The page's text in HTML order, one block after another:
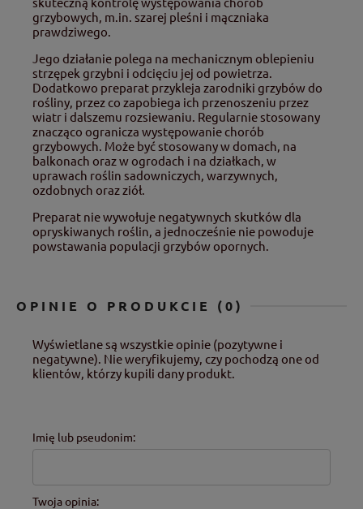
grzybowych, m.in. szarej pleśni i mączniaka
prawdziwego.
Jego działanie polega na mechanicznym oblepieniu
strzępek grzybni i odcięciu jej od powietrza.
Dodatkowo preparat przykleja zarodniki grzybów do
rośliny, przez co zapobiega ich przenoszeniu przez
wiatr i dalszemu rozsiewaniu. Regularnie stosowany
znacząco ogranicza występowanie chorób
grzybowych. Może być stosowany w domach, na
balkonach oraz w ogrodach i na działkach, w
uprawach roślin sadowniczych, warzywnych,
ozdobnych oraz ziół.
Preparat nie wywołuje negatywnych skutków dla
opryskiwanych roślin, a jednocześnie nie powoduje
powstawania populacji grzybów opornych.
OPINIE O PRODUKCIE (0)
Wyświetlane są wszystkie opinie (pozytywne i
negatywne). Nie weryfikujemy, czy pochodzą one od
klientów, którzy kupili dany produkt.
Imię lub pseudonim:
Twoja opinia: